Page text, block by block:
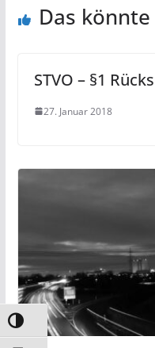
Umschalten auf hohe
Das
STVO – §1
27. Januar 2018